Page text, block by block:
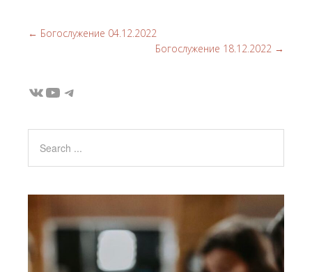
← Богослужение 04.12.2022
Богослужение 18.12.2022 →
ВКонтакте
YouTube
Telegram